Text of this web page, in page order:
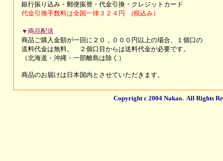
Copyright c 2004 Nakao. All Rights
銀行振り込み・郵便振替・代金引換・ クレジットカード
代金引換手数料は全国一律３２４円 (税込み）
▼商品配送
商品ご購入金額が一回に２０，０００円以上の場合、１個口の
送料代金は無料。 ２個口目からは送料代金が必要です。
（北海道・沖縄・一部離島は除く）
商品のお届けは 日本国内とさせていただきます。